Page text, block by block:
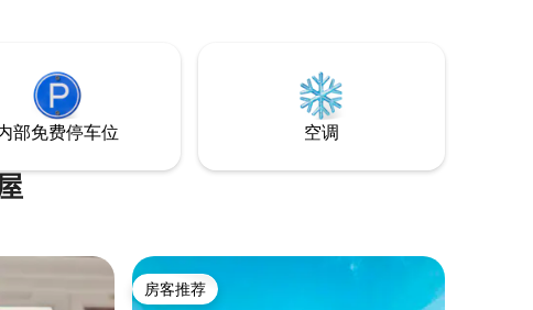
部免费停车位 空调
房客推荐
房客推荐